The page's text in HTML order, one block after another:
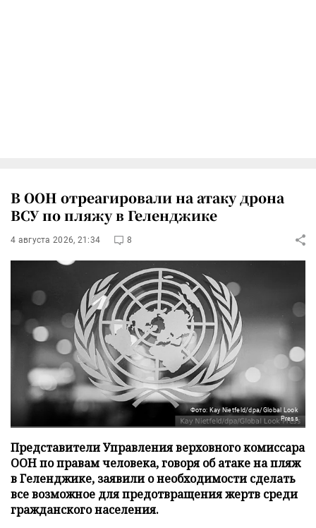
В ООН отреагировали на атаку дрона
ВСУ по пляжу в Геленджике
4 августа 2026, 21:34 8
Фото: Kay Nietfeld/dpa/Global Look
Press
Представители Управления верховного комиссара
ООН по правам человека, говоря об атаке на пляж
в Геленджике, заявили о необходимости сделать
все возможное для предотвращения жертв среди
гражданского населения.